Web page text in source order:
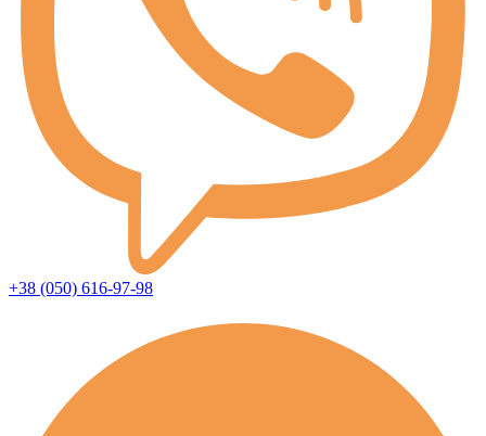
+38 (050) 616-97-98